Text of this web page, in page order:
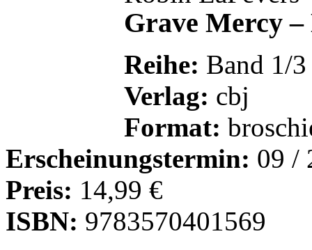
Grave Mercy –
Reihe: Band 1/3
Verlag: cbj
Format:
Erscheinungstermin: 09 /
Preis: 14,99 €
ISBN: 9783570401569